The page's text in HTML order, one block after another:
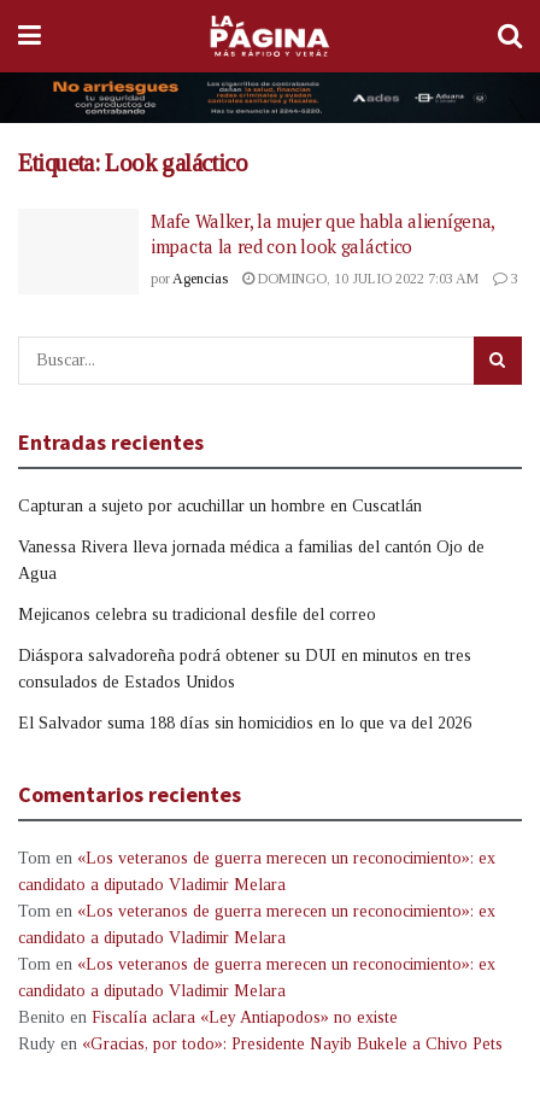
Etiqueta:Look galáctico
Mafe Walker, la mujer que habla alienígena,
impacta la red con look galáctico
por Agencias DOMINGO, 10 JULIO 2022 7:03 AM 3
Entradas recientes
Capturan a sujeto por acuchillar un hombre en Cuscatlán
Vanessa Rivera lleva jornada médica a familias del cantón Ojo de
Agua
Mejicanos celebra su tradicional desfile del correo
Diáspora salvadoreña podrá obtener su DUI en minutos en tres
consulados de Estados Unidos
El Salvador suma 188 días sin homicidios en lo que va del 2026
Comentarios recientes
Tom en «Los veteranos de guerra merecen un reconocimiento»: ex
candidato a diputado Vladimir Melara
Tom en «Los veteranos de guerra merecen un reconocimiento»: ex
candidato a diputado Vladimir Melara
Tom en «Los veteranos de guerra merecen un reconocimiento»: ex
candidato a diputado Vladimir Melara
Benito en Fiscalía aclara «Ley Antiapodos» no existe
Rudy en «Gracias, por todo»: Presidente Nayib Bukele a Chivo Pets